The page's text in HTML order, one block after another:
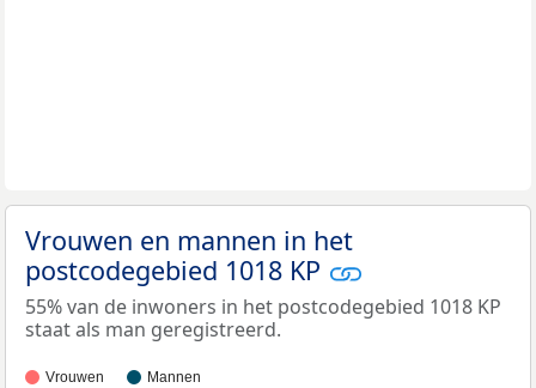
Vrouwen en mannen in het
postcodegebied 1018 KP
55% van de inwoners in het postcodegebied 1018 KP
staat als man geregistreerd.
Vrouwen Mannen